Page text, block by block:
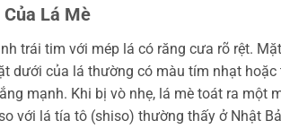
Lá Mè
trái tim với mép lá có răng cưa rõ rệt.
dưới của lá thường có màu tím nhạt
mạnh. Khi bị vò nhẹ, lá mè toát ra một
với lá tía tô (shiso) thường thấy ở Nhật